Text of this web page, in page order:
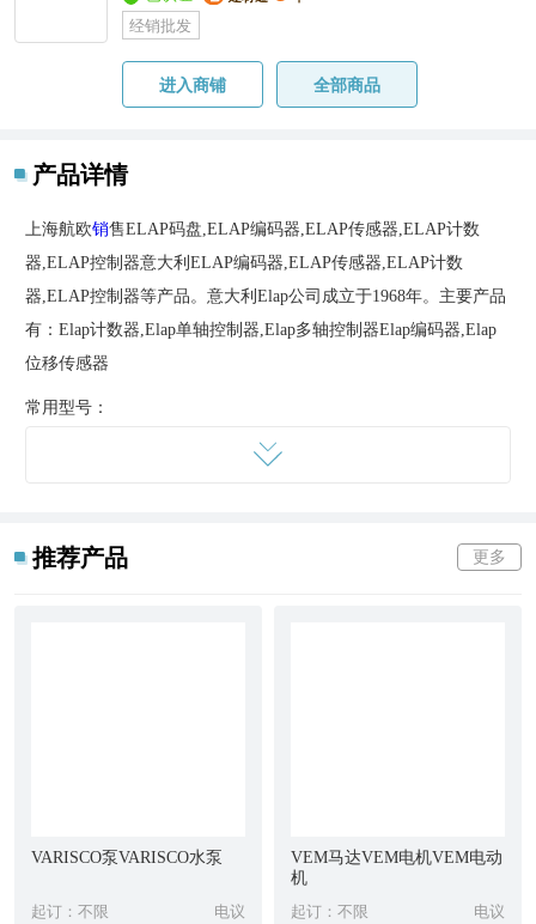
经销批发
进入商铺 全部商品
产品详情
上海航欧销售ELAP码盘,ELAP编码器,ELAP传感器,ELAP计数
器,ELAP控制器意大利ELAP编码器,ELAP传感器,ELAP计数
器,ELAP控制器等产品。意大利Elap公司成立于1968年。主要产品
有：Elap计数器,Elap单轴控制器,Elap多轴控制器Elap编码器,Elap
位移传感器
常用型号：
其他：
意大利ELAP编码器
推荐产品 更多
VARISCO泵VARISCO水泵
起订：不限 电议
VEM马达VEM电机VEM电动
机
起订：不限 电议